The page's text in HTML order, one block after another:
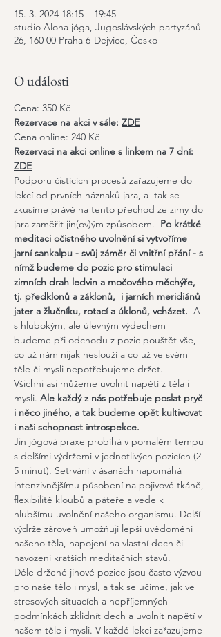
15. 3. 2024 18:15 – 19:45
studio Aloha jóga, Jugoslávských partyzánů
26, 160 00 Praha 6-Dejvice, Česko
O události
Cena: 350 Kč
Rezervace na akci v sále: ZDE
​Cena online: 240 Kč
Rezervaci na akci online s linkem na 7 dní:
ZDE
Podporu čistících procesů zařazujeme do
lekcí od prvních náznaků jara, a  tak se
zkusíme právě na tento přechod ze zimy do
jara zaměřit jin(ov)ým způsobem. Po krátké
meditaci očistného uvolnění si vytvoříme
jarní sankalpu - svůj záměr či vnitřní přání - s
nímž budeme do pozic pro stimulaci
zimních drah ledvin a močového měchýře,
tj. předklonů a záklonů,  i jarních meridiánů
jater a žlučníku, rotací a úklonů, vcházet. A
s hlubokým, ale úlevným výdechem
budeme při odchodu z pozic pouštět vše,
co už nám nijak neslouží a co už ve svém
těle či mysli nepotřebujeme držet.
Všichni asi můžeme uvolnit napětí z těla i
mysli. Ale každý z nás potřebuje poslat pryč
i něco jiného, a tak budeme opět kultivovat
i naši schopnost introspekce.
Jin jógová praxe probíhá v pomalém tempu
s delšími výdržemi v jednotlivých pozicích (2–
5 minut). Setrvání v ásanách napomáhá
intenzivnějšímu působení na pojivové tkáně,
flexibilitě kloubů a páteře a vede k
hlubšímu uvolnění našeho organismu. Delší
výdrže zároveň umožňují lepší uvědomění
našeho těla, napojení na vlastní dech či
navození kratších meditačních stavů.
Déle držené jinové pozice jsou často výzvou
pro naše tělo i mysl, a tak se učíme, jak ve
stresových situacích a nepříjemných
podmínkách zklidnít dech a uvolnit napětí v
našem těle i mysli. V každé lekci zařazujeme